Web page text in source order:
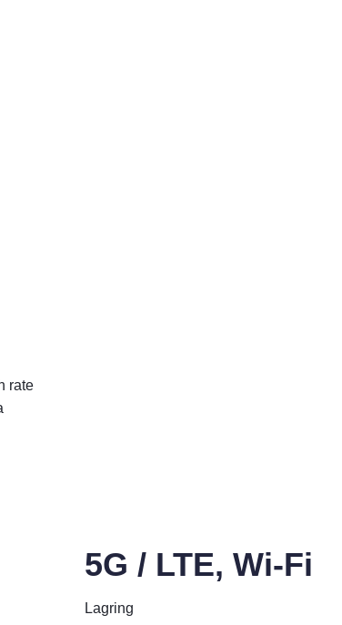
rate
5G / LTE, Wi-Fi
Lagring